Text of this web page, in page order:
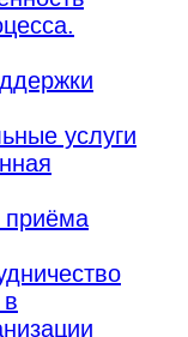
услуги
приёма